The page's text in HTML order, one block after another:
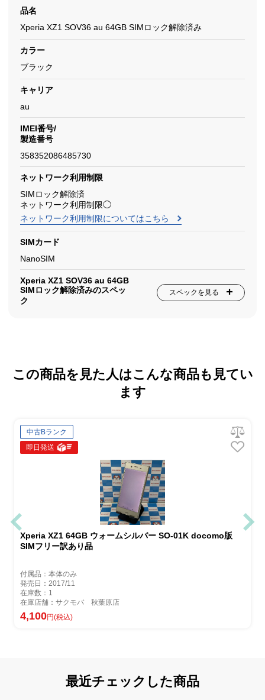
品名
Xperia XZ1 SOV36 au 64GB SIMロック解除済み
カラー
ブラック
キャリア
au
IMEI番号/
製造番号
358352086485730
ネットワーク利用制限
SIMロック解除済
ネットワーク利用制限◯
ネットワーク利用制限についてはこちら
SIMカード
NanoSIM
Xperia XZ1 SOV36 au 64GB
SIMロック解除済みのスペッ
ク
スペックを見る
この商品を見た人はこんな商品も見てい
ます
中古Bランク
即日発送
Xperia XZ1 64GB ウォームシルバー SO-01K docomo版
SIMフリー訳あり品
付属品：本体のみ
発売日：2017/11
在庫数：1
在庫店舗：サクモバ 秋葉原店
4,100円(税込)
最近チェックした商品